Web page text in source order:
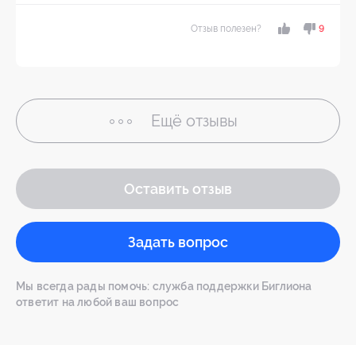
Отзыв полезен? 9
Ещё отзывы
Оставить отзыв
Задать вопрос
Мы всегда рады помочь: служба поддержки Биглиона
ответит на любой ваш вопрос